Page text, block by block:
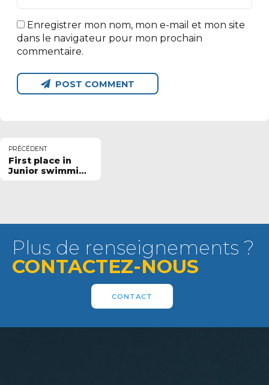
Enregistrer mon nom, mon e-mail et mon site
dans le navigateur pour mon prochain
commentaire.
POST COMMENT
PRÉCÉDENT
First place in
Junior swimming
Plus de renseignements ?
CONTACTEZ-NOUS
CONTACT